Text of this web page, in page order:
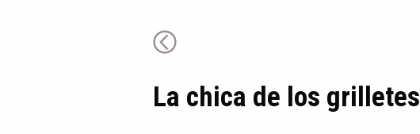
La chica de los grilletes